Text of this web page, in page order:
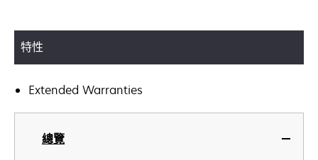
特性
Extended Warranties
總覽